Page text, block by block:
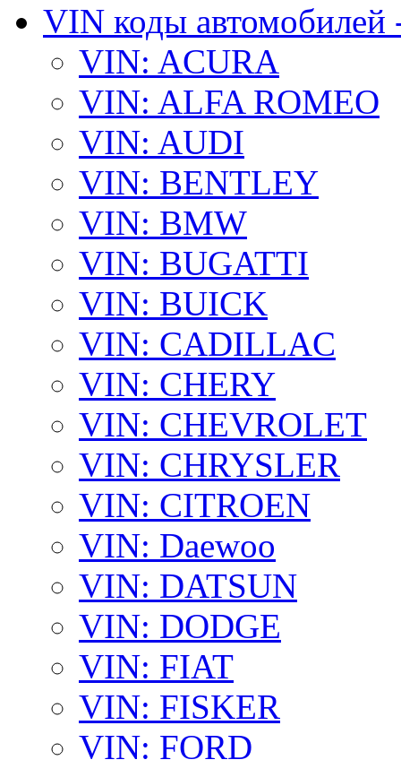
VIN коды автомобилей
VIN: ACURA
VIN: ALFA ROMEO
VIN: AUDI
VIN: BENTLEY
VIN: BMW
VIN: BUGATTI
VIN: BUICK
VIN: CADILLAC
VIN: CHERY
VIN: CHEVROLET
VIN: CHRYSLER
VIN: CITROEN
VIN: Daewoo
VIN: DATSUN
VIN: DODGE
VIN: FIAT
VIN: FISKER
VIN: FORD